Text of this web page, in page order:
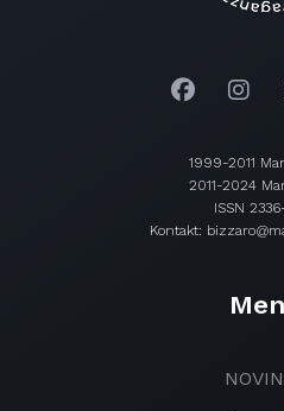
1999-2011
2011-2024
ISSN
Kontakt: